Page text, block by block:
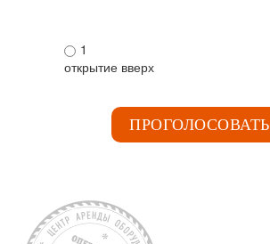
1
открытие вверх
ПРОГОЛОСОВАТЬ